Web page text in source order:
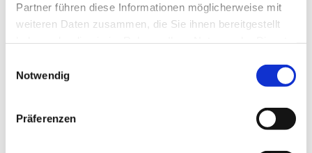
Partner führen diese Informationen möglicherweise mit
weiteren Daten zusammen, die Sie ihnen bereitgestellt
Notwendig
Präferenzen